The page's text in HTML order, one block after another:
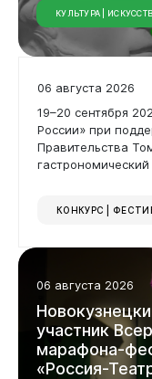
Документы
КУЛЬТУРА |
06 августа 2026
19–20 сентября
России» при
Правительства
КОНКУРС |
06 августа 2026
участник
марафона-
«Россия-